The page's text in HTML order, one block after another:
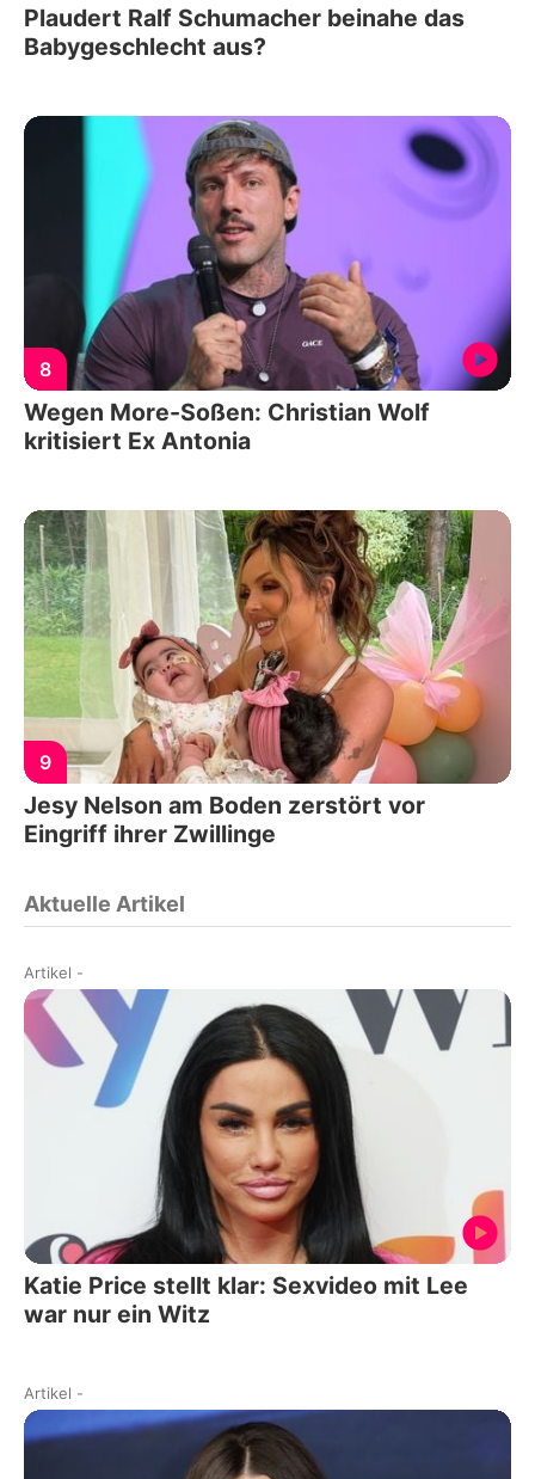
Plaudert Ralf Schumacher beinahe das
Babygeschlecht aus?
8
Wegen More-Soßen: Christian Wolf
kritisiert Ex Antonia
9
Jesy Nelson am Boden zerstört vor
Eingriff ihrer Zwillinge
Aktuelle Artikel
Artikel -
Katie Price stellt klar: Sexvideo mit Lee
war nur ein Witz
Artikel -